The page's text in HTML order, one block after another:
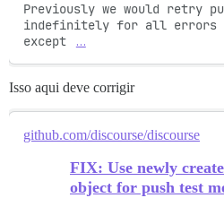
Previously we would retry
indefinitely for all errors
except
…
Isso aqui deve corrigir
github.com/discourse/discourse
FIX: Use newly
object for push test